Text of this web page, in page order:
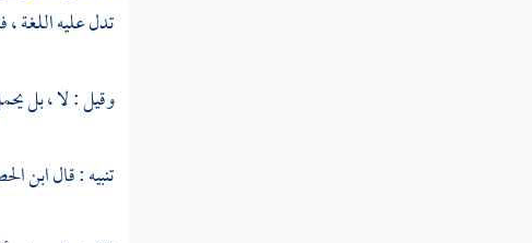
تدل عليه اللغة ،
وقيل : لا ، بل
تنبيه : قالابن